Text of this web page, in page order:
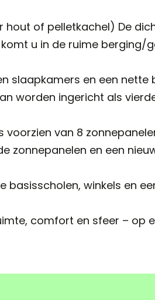
of pelletkachel) De
u in de ruime
slaapkamers en een
worden ingericht als
van 8
en een
winkels en
comfort en sfeer – op